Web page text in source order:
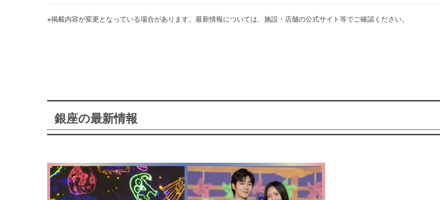
※掲載内容が変更となっている場合があります。最新情報については、施設・店舗の公式サイト等でご確認ください。
銀座の最新情報